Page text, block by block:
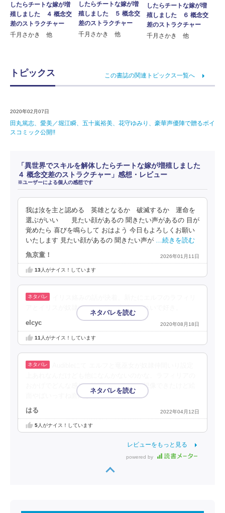
したらチートな嫁が増
殖しました ４ 概念交
差のストラクチャー
千月さかき 他
したらチートな嫁が増
殖しました ５ 概念交
差のストラクチャー
千月さかき 他
したらチートな嫁が増
殖しました ６ 概念交
差のストラクチャー
千月さかき 他
トピックス この書誌の関連トピックス一覧へ
2020年02月07日
田丸篤志、愛美／堀江瞬、五十嵐裕美、花守ゆみり、豪華声優陣で贈るボイ
スコミック公開!!
「異世界でスキルを解体したらチートな嫁が増殖しました
４ 概念交差のストラクチャー」感想・レビュー
※ユーザーによる個人の感想です
我は汝を主と認める 英雄となるか 破滅するか 運命を
選ぶがいい 見たい顔があるの 聞きたい声があるの 目が
覚めたら 喜びを鳴らして おはよう 今日もよろしくお願い
いたします 見たい顔があるの 聞きたい声が
…続きを読む
魚京童！ 2026年01月11日
13人がナイス！しています
アとイリスが奴隷に。この巻の表紙はきれいで好き。
elcyc 2020年08月18日
11 人がナイス！しています
おかげでどんな感じの戦闘シーンなのか想像できたけど絵
面やばいっすね面白かったです。
はる 2022年04月12日
5人がナイス！しています
レビューをもっと見る
powered by